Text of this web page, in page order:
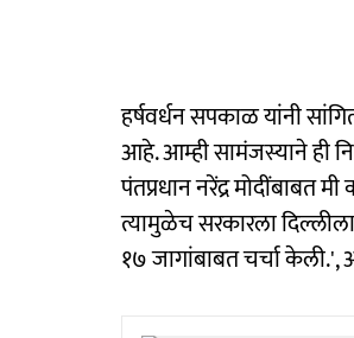
हर्षवर्धन सपकाळ यांनी
आहे. आम्ही सामंजस्याने ही
पंतप्रधान नरेंद्र मोदींबाबत
त्यामुळेच सरकारला
१७ जागांबाबत चर्चा केली.',